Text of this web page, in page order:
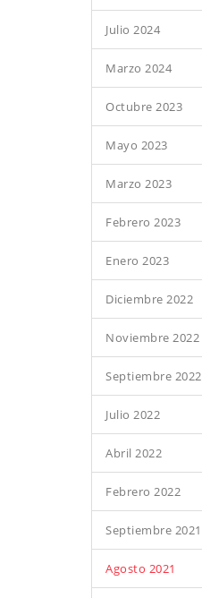
Julio 2024
Marzo 2024
Octubre 2023
Mayo 2023
Marzo 2023
Febrero 2023
Enero 2023
Diciembre 2022
Noviembre 2022
Septiembre 2022
Julio 2022
Abril 2022
Febrero 2022
Septiembre 2021
Agosto 2021